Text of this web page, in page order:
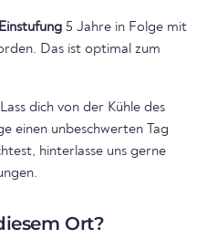
5 Jahre in Folge mit
Das ist optimal zum
dich von der Kühle des
einen unbeschwerten Tag
hinterlasse uns gerne
Ort?